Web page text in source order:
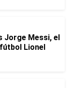
Jorge Messi, el
Lionel